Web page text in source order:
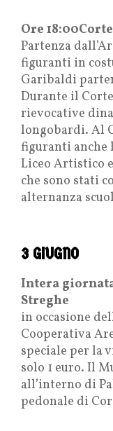
Ore
Partenza
figuranti in
Garibaldi
Durante il
rievocative
longobardi. Al
figuranti anche
Liceo Artistico
che sono stati
alternanza
3 GIUGNO
Intera
Streghe
in occasione
Cooperativa
speciale per la
solo 1 euro. Il
all’interno di
pedonale di